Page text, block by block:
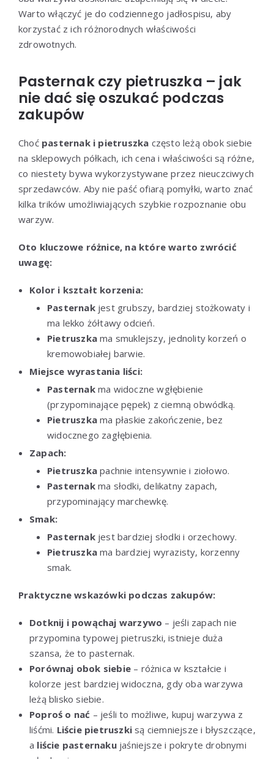
Warto włączyć je do codziennego jadłospisu, aby
korzystać z ich różnorodnych właściwości
zdrowotnych.
Pasternak czy pietruszka – jak
nie dać się oszukać podczas
zakupów
Choć pasternak i pietruszka często leżą obok siebie
na sklepowych półkach, ich cena i właściwości są różne,
co niestety bywa wykorzystywane przez nieuczciwych
sprzedawców. Aby nie paść ofiarą pomyłki, warto znać
kilka trików umożliwiających szybkie rozpoznanie obu
warzyw.
Oto kluczowe różnice, na które warto zwrócić
uwagę:
Kolor i kształt korzenia:
Pasternakjest grubszy, bardziej stożkowaty i
ma lekko żółtawy odcień.
Pietruszka ma smuklejszy, jednolity korzeń o
kremowobiałej barwie.
Miejsce wyrastania liści:
Pasternakma widoczne wgłębienie
(przypominające pępek) z ciemną obwódką.
Pietruszka ma płaskie zakończenie, bez
widocznego zagłębienia.
Zapach:
Pietruszka pachnie intensywnie i ziołowo.
Pasternakma słodki, delikatny zapach,
przypominający marchewkę.
Smak:
Pasternakjest bardziej słodki i orzechowy.
Pietruszka ma bardziej wyrazisty, korzenny
smak.
Praktyczne wskazówki podczas zakupów:
Dotknij i powąchaj warzywo – jeśli zapach nie
przypomina typowej pietruszki, istnieje duża
szansa, że to pasternak.
Porównaj obok siebie – różnica w kształcie i
kolorze jest bardziej widoczna, gdy oba warzywa
leżą blisko siebie.
Poproś o nać – jeśli to możliwe, kupuj warzywa z
liśćmi. Liście pietruszki są ciemniejsze i błyszczące,
a liście pasternakujaśniejsze i pokryte drobnymi